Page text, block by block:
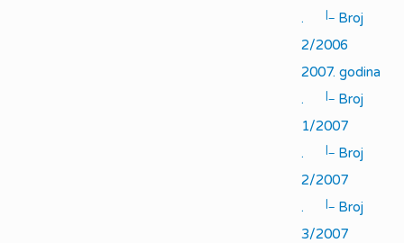
.
|_ Broj
2/2006
2007. godina
.
|_ Broj
1/2007
.
|_ Broj
2/2007
.
|_ Broj
3/2007